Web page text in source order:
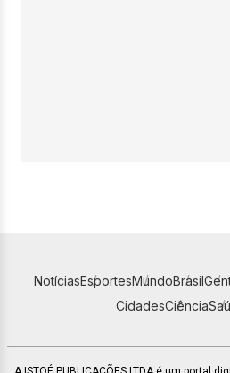
NotíciasEsportesMundoBrasil
CidadesCiência